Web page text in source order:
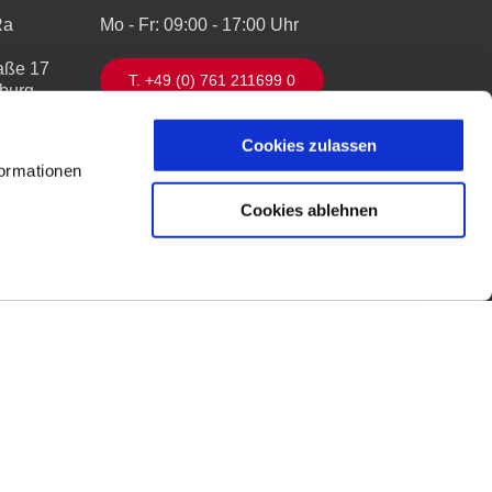
Cookies zulassen
Cookies ablehnen
17
Mo - Fr: 09:00 - 17:00 Uhr
T. +49 (0) 761 211699 0